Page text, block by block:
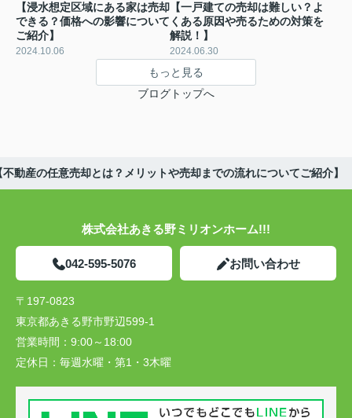
【浸水想定区域にある家は売却
できる？価格への影響について
ご紹介】
2024.10.06
【一戸建ての売却は難しい？よ
くある原因や売るための対策を
解説！】
2024.06.30
もっと見る
ブログトップへ
不動産の任意売却とは？メリットや売却までの流れについてご紹介】
株式会社あきる野ミリオンホーム!!!
042-595-5076 お問い合わせ
〒197-0823
東京都あきる野市野辺599-1
営業時間： 9:00～18:00
定休日： 毎週水曜・第1・3木曜